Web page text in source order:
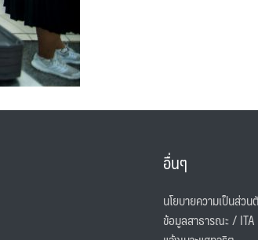
อื่นๆ
นโยบายความเป็นส่วน
ข้อมูลสาธารณะ / ITA